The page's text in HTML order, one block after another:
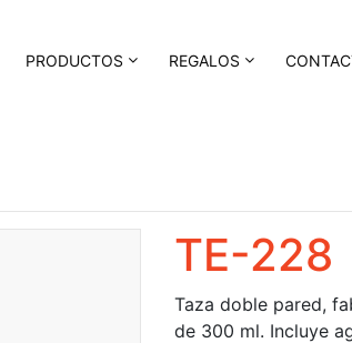
PRODUCTOS REGALOS
TE-228
Taza doble pared,
de 300 ml. Incluye